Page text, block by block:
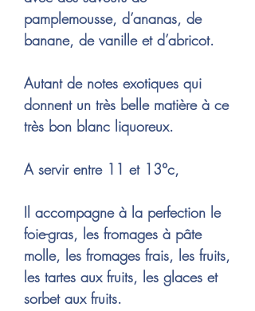
pamplemousse, d’ananas, de
banane, de vanille et d’abricot.
Autant de notes exotiques qui
donnent un très belle matière à ce
très bon blanc liquoreux.
A servir entre 11 et 13°c,
Il accompagne à la perfection le
foie-gras, les fromages à pâte
molle, les fromages frais, les fruits,
les tartes aux fruits, les glaces et
sorbet aux fruits.